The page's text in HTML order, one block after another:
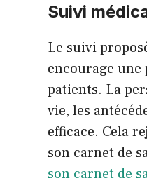
Suivi
Le suivi
encourage une
patients. La
vie, les
efficace. Cela
son carnet de
son carnet de